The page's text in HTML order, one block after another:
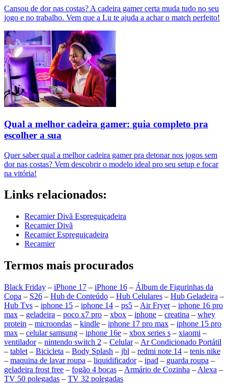
Cansou de dor nas costas? A cadeira gamer certa muda tudo no seu
jogo e no trabalho. Vem que a Lu te ajuda a achar o match perfeito!
Qual a melhor cadeira gamer: guia completo pra
escolher a sua
Quer saber qual a melhor cadeira gamer pra detonar nos jogos sem
dor nas costas? Vem descobrir o modelo ideal pro seu setup e focar
na vitória!
Links relacionados:
Recamier Divã Espreguiçadeira
Recamier Divã
Recamier Espreguiçadeira
Recamier
Termos mais procurados
Black Friday – iPhone 17 – iPhone 16 – Álbum de Figurinhas da
Copa – S26 – Hub de Conteúdo – Hub Celulares – Hub Geladeira –
Hub Tvs – iphone 15 – iphone 14 – ps5 – Air Fryer– iphone 16 pro
max – geladeira – poco x7 pro – xbox – iphone – creatina – whey
protein – microondas – kindle – iphone 17 pro max – iphone 15 pro
max – celular samsung – iphone 16e – xbox series s – xiaomi –
ventilador– nintendo switch 2 – Celular– Ar Condicionado Portátil
– tablet – Bicicleta – Body Splash – jbl – redmi note 14 – tenis nike
– maquina de lavar roupa – liquidificador– ipad – guarda roupa –
geladeira frost free – fogão 4 bocas – Armário de Cozinha – Alexa –
TV 50 polegadas – TV 32 polegadas